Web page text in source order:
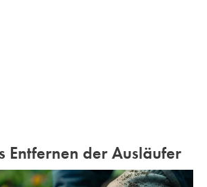
Entfernen der Ausläufer